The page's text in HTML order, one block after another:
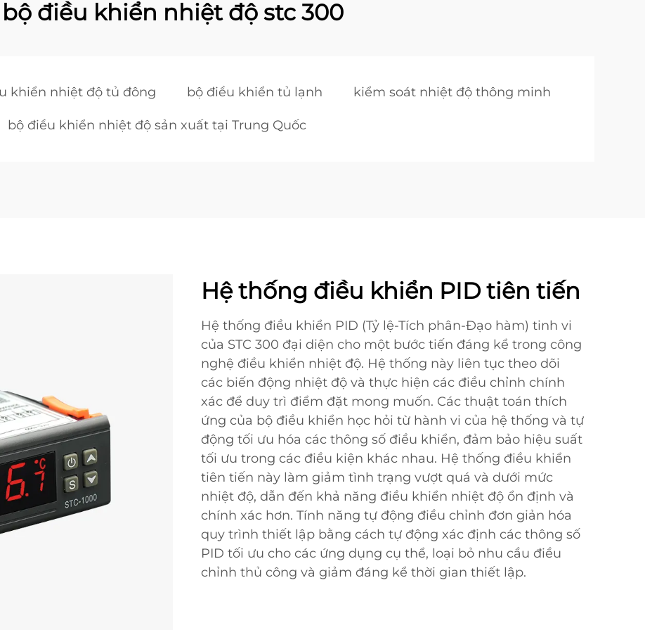
bộ điều khiển nhiệt độ stc 300
khiển nhiệt độ tủ đông bộ điều khiển tủ lạnh kiểm soát nhiệt độ thông minh
bộ điều khiển nhiệt độ sản xuất tại Trung Quốc
Hệ thống điều khiển PID tiên tiến
Hệ thống điều khiển PID (Tỷ lệ-Tích phân-Đạo hàm) tinh vi
của STC 300 đại diện cho một bước tiến đáng kể trong công
nghệ điều khiển nhiệt độ. Hệ thống này liên tục theo dõi
các biến động nhiệt độ và thực hiện các điều chỉnh chính
xác để duy trì điểm đặt mong muốn. Các thuật toán thích
ứng của bộ điều khiển học hỏi từ hành vi của hệ thống và tự
động tối ưu hóa các thông số điều khiển, đảm bảo hiệu suất
tối ưu trong các điều kiện khác nhau. Hệ thống điều khiển
tiên tiến này làm giảm tình trạng vượt quá và dưới mức
nhiệt độ, dẫn đến khả năng điều khiển nhiệt độ ổn định và
chính xác hơn. Tính năng tự động điều chỉnh đơn giản hóa
quy trình thiết lập bằng cách tự động xác định các thông số
PID tối ưu cho các ứng dụng cụ thể, loại bỏ nhu cầu điều
chỉnh thủ công và giảm đáng kể thời gian thiết lập.